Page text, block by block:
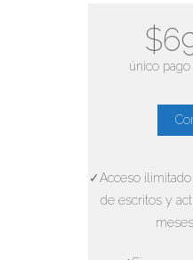
único
✓Acceso
de escritos y